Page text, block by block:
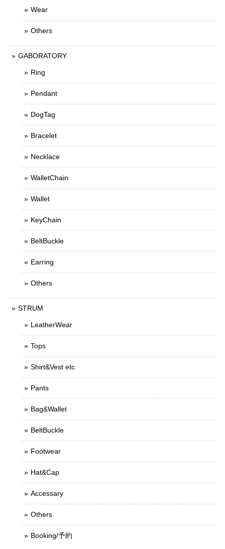
Wear
Others
GABORATORY
Ring
Pendant
DogTag
Bracelet
Necklace
WalletChain
Wallet
KeyChain
BeltBuckle
Earring
Others
STRUM
LeatherWear
Tops
Shirt&Vest etc
Pants
Bag&Wallet
BeltBuckle
Footwear
Hat&Cap
Accessary
Others
Booking/予約